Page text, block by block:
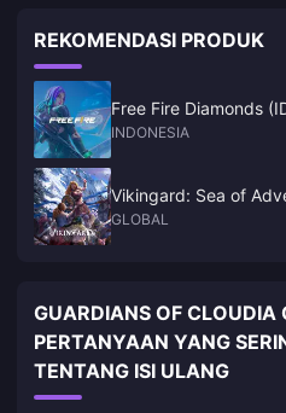
REKOMENDASI PRODUK
Free Fire Diamonds
INDONESIA
Vikingard: Sea of
GLOBAL
GUARDIANS OF CLOUDIA
PERTANYAAN YANG
TENTANG ISI ULANG